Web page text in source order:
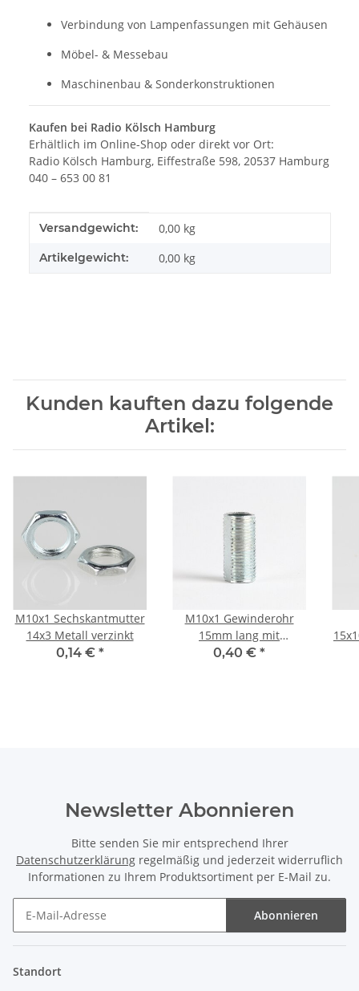
Verbindung von Lampenfassungen mit Gehäusen
Möbel- & Messebau
Maschinenbau & Sonderkonstruktionen
Kaufen bei Radio Kölsch Hamburg
Erhältlich im Online-Shop oder direkt vor Ort:
Radio Kölsch Hamburg, Eiffestraße 598, 20537 Hamburg
040 – 653 00 81
Produkteigenschaft
Wert
Versandgewicht: 0,00 kg
Artikelgewicht: 0,00 kg
Kunden kauften dazu folgende
Artikel:
M10x1 Sechskantmutter
14x3 Metall verzinkt
0,14 € *
M10x1 Gewinderohr
15mm lang mit
Profil/Verdrehschutz
0,40 € *
Newsletter Abonnieren
Bitte senden Sie mir entsprechend Ihrer
Datenschutzerklärung regelmäßig und jederzeit widerruflich
Informationen zu Ihrem Produktsortiment per E-Mail zu.
Abonnieren
Standort